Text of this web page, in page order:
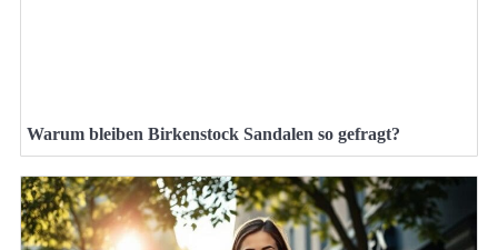
Warum bleiben Birkenstock Sandalen so gefragt?